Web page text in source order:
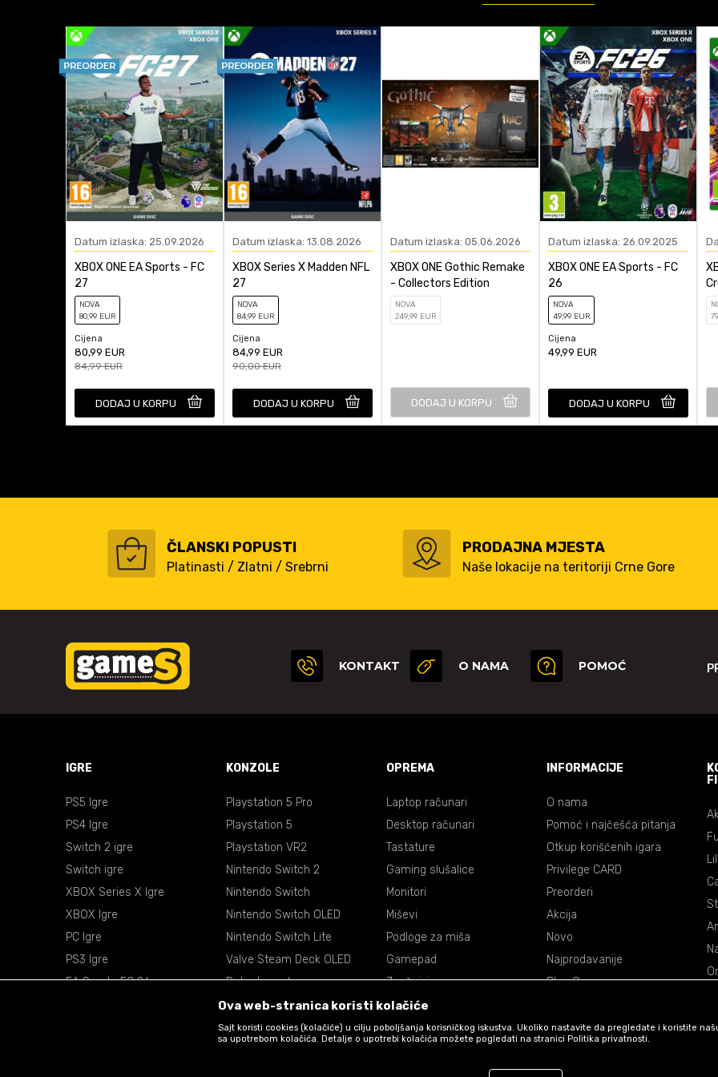
Anti-spam zaštita - izračunajte koliko je 4 + 1 :
POŠALJI
Žanr Platformska
Datum izlaska: 25.09.2026
XBOX ONE EA Sports - FC
27
NOVA
80,99 EUR
Cijena
80,99 EUR
84,99EUR
DODAJ U KORPU
Datum izlaska: 13.08.2026
XBOX Series X Madden NFL
27
NOVA
84,99 EUR
Cijena
84,99 EUR
90,00EUR
DODAJ U KORPU
Datum izlaska: 05.06.2026
XBOX ONE Gothic Remake
- Collectors Edition
NOVA
249,99 EUR
DODAJ U KORPU
Datum izlaska: 26.09.2025
XBOX ONE EA Sports - FC
26
NOVA
49,99 EUR
Cijena
49,99 EUR
DODAJ U KORPU
79
ČLANSKI POPUSTI
Platinasti / Zlatni / Srebrni
PRODAJNA MJESTA
Naše lokacije na teritoriji Crne Gore
KONTAKT O NAMA POMOĆ
IGRE
PS5 Igre
PS4 Igre
Switch 2 igre
Switch igre
XBOX Series X Igre
XBOX Igre
PC Igre
PS3 Igre
EA Sports FC 26
KONZOLE
Playstation 5 Pro
Playstation 5
Playstation VR2
Nintendo Switch 2
Nintendo Switch
Nintendo Switch OLED
Nintendo Switch Lite
Valve Steam Deck OLED
Retro konzole
VR Naočare
OPREMA
Laptop računari
Desktop računari
Tastature
Gaming slušalice
Monitori
Miševi
Podloge za miša
Gamepad
Zvučnici
Volani
Accessories
INFORMACIJE
O nama
Pomoć i najčešća pitanja
Otkup korišćenih igara
Privilege CARD
Preorderi
Akcija
Novo
Najprodavanije
Blog Games
Ova web-stranica koristi kolačiće
Sajt koristi cookies (kolačiće) u cilju poboljšanja korisničkog iskustva. Ukoliko nastavite da pregledate i koristite
sa upotrebom kolačića. Detalje o upotrebi kolačića možete pogledati na stranici Politika privatnosti.